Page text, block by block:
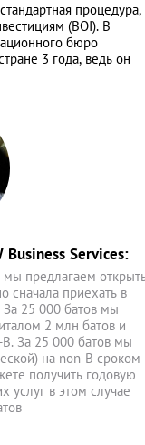
процедура,
(BOI). В
бюро
3 года, ведь он
Business Services:
предлагаем
сначала приехать в
За 25 000 батов мы
2 млн батов и
За 25 000 батов мы
на non-B сроком
получить годовую
услуг в этом случае